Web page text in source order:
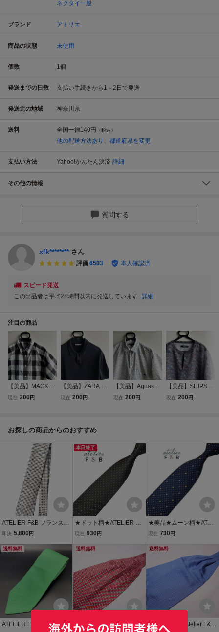
ネクタイ一般
ブランド アトリエ
商品の状態 未使用
個数 1個
発送までの日数 支払い手続きから1～2日で発送
発送元の地域 神奈川県
送料 全国一律140円 （税込）
他の配送方法あり、都道府県を変更
支払い方法 Yahoo!かんたん決済 詳細
その他の情報
質問する
xfk******** さん
評価 6583 本人確認済
スピード発送
この出品者は平均24時間以内に発送しています
詳細
注目の商品
【美品】MACKDA
DDY 半袖シャツ
現在 200 円
【美品】ZARA M
AN ポロシャツ ニ
ン
現在 200 円
【美品】Aquascut
um 半袖シャツ メ
現在 200 円
【美品】SHIPS 半
袖シャツ プルオー
現在 200 円
お探しの商品からのおすすめ
ATELIER F&B フランス製
シルクネクタイ アトリエ
即決 5,800 円
本日終了
★ドット柄★ATELIER F&
B★高級ネクタイ カーキ
アトリエエフアンドビー
フランス製 シルク プレス
済み t1173
現在 930 円
★美品★ムーン柄★ATELI
ER F&B★高級ネクタイ
アトリエエフアンドビー
フランス製 シルク プレス
済み t1080
現在 730 円
送料無料
ATELIER F&B アトリエエ
送料無料
★未使用品★ Atelier F&B
送料無料
★未使用品★ Atelier F&B